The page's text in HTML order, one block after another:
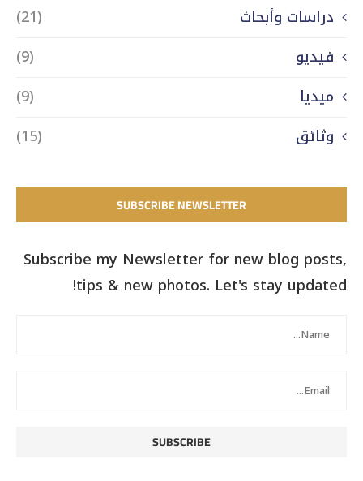
دراسات وأبحاث
(21)
فيديو
(9)
ميديا
(9)
وثائق
(15)
SUBSCRIBE NEWSLETTER
Subscribe my Newsletter for new blog posts,
tips & new photos. Let's stay updated!